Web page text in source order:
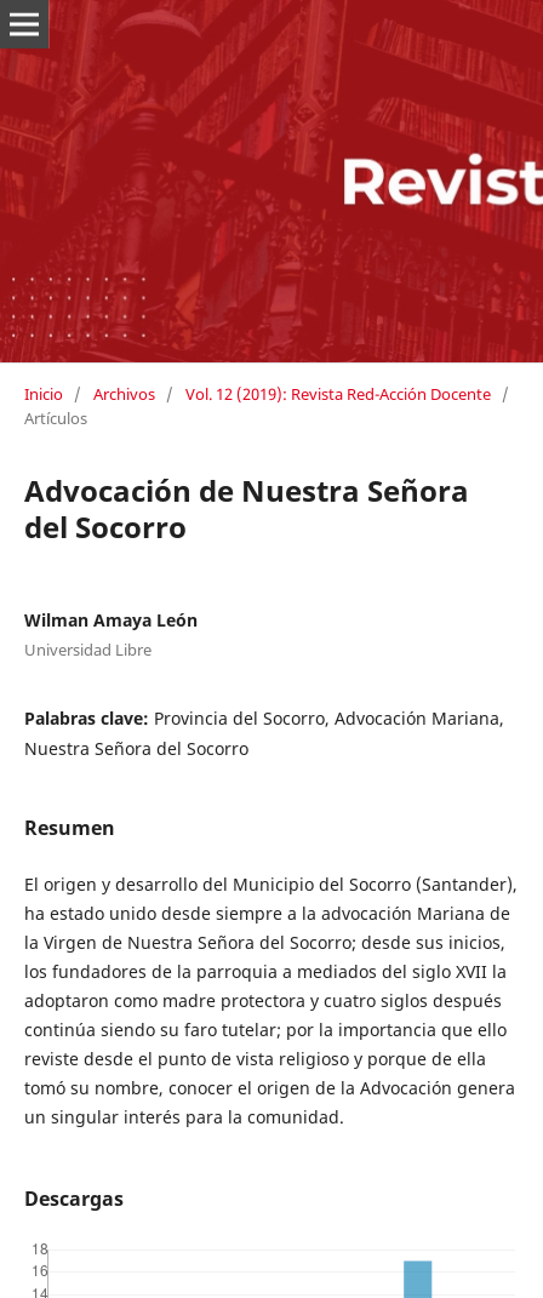
Inicio / Archivos / Vol. 12 (2019): Revista Red-Acción Docente /
Artículos
Advocación de Nuestra Señora
del Socorro
Wilman Amaya León
Universidad Libre
Palabras clave: Provincia del Socorro, Advocación Mariana,
Nuestra Señora del Socorro
Resumen
El origen y desarrollo del Municipio del Socorro (Santander),
ha estado unido desde siempre a la advocación Mariana de
la Virgen de Nuestra Señora del Socorro; desde sus inicios,
los fundadores de la parroquia a mediados del siglo XVII la
adoptaron como madre protectora y cuatro siglos después
continúa siendo su faro tutelar; por la importancia que ello
reviste desde el punto de vista religioso y porque de ella
tomó su nombre, conocer el origen de la Advocación genera
un singular interés para la comunidad.
Descargas